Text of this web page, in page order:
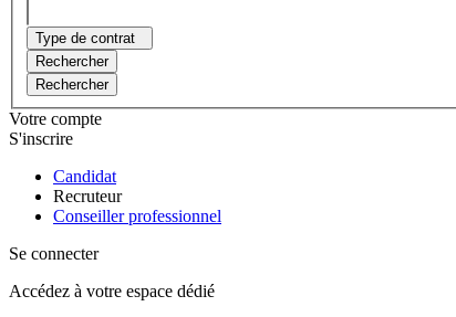
Type de contrat
Rechercher
Rechercher
Votre compte
S'inscrire
Candidat
Recruteur
Conseiller professionnel
Se connecter
Accédez à votre espace dédié